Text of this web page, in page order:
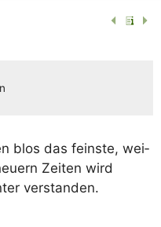
blos das feins­te, wei­
Zei­ten wird
verstanden.